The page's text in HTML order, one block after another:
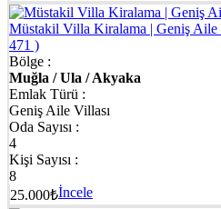
Müstakil Villa Kiralama | Geniş
471 )
Bölge :
Muğla / Ula / Akyaka
Emlak Türü :
Geniş Aile Villası
Oda Sayısı :
4
Kişi Sayısı :
8
25.000₺İncele